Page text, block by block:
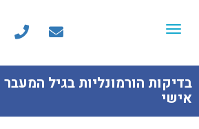
Toggle
בדיקות הורמונליות בגיל
אישי